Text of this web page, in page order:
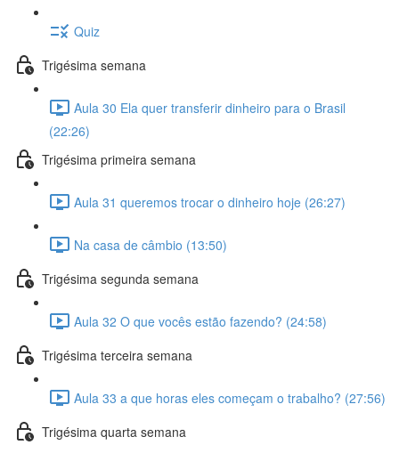
Quiz
Trigésima semana
Aula 30 Ela quer transferir dinheiro para o Brasil
(22:26)
Trigésima primeira semana
Aula 31 queremos trocar o dinheiro hoje (26:27)
Na casa de câmbio (13:50)
Trigésima segunda semana
Aula 32 O que vocês estão fazendo? (24:58)
Trigésima terceira semana
Aula 33 a que horas eles começam o trabalho? (27:56)
Trigésima quarta semana